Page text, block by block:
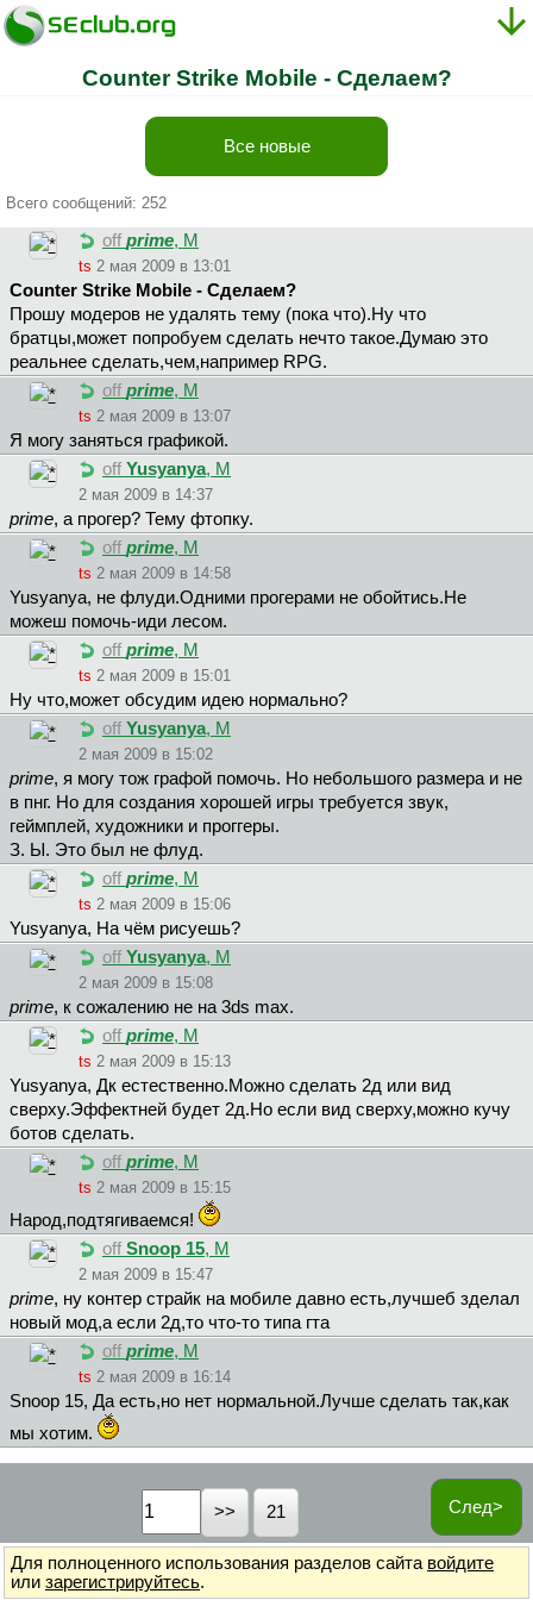
Counter Strike Mobile - Сделаем?
Все новые
Всего сообщений: 252
off prime, М
ts 2 мая 2009 в 13:01
Counter Strike Mobile - Сделаем?
Прошу модеров не удалять тему (пока что).Ну что
братцы,может попробуем сделать нечто такое.Думаю это
реальнее сделать,чем,например RPG.
off prime, М
ts 2 мая 2009 в 13:07
Я могу заняться графикой.
off Yusyanya, М
2 мая 2009 в 14:37
prime, а прогер? Тему фтопку.
off prime, М
ts 2 мая 2009 в 14:58
Yusyanya, не флуди.Одними прогерами не обойтись.Не
можеш помочь-иди лесом.
off prime, М
ts 2 мая 2009 в 15:01
Ну что,может обсудим идею нормально?
off Yusyanya, М
2 мая 2009 в 15:02
prime, я могу тож графой помочь. Но небольшого размера и не
в пнг. Но для создания хорошей игры требуется звук,
геймплей, художники и проггеры.
З. Ы. Это был не флуд.
off prime, М
ts 2 мая 2009 в 15:06
Yusyanya, На чём рисуешь?
off Yusyanya, М
2 мая 2009 в 15:08
prime, к сожалению не на 3ds maх.
off prime, М
ts 2 мая 2009 в 15:13
Yusyanya, Дк естественно.Можно сделать 2д или вид
сверху.Эффектней будет 2д.Но если вид сверху,можно кучу
ботов сделать.
off prime, М
ts 2 мая 2009 в 15:15
Народ,подтягиваемся!
off Snoop 15, М
2 мая 2009 в 15:47
prime, ну контер страйк на мобиле давно есть,лучшеб зделал
новый мод,а если 2д,то что-то типа гта
off prime, М
ts 2 мая 2009 в 16:14
Snoop 15, Да есть,но нет нормальной.Лучше сделать так,как
мы хотим.
След>
21
Для полноценного использования разделов сайта войдите
или зарегистрируйтесь.